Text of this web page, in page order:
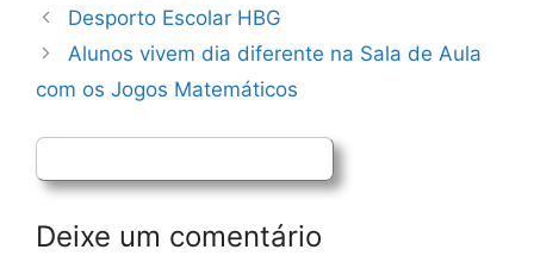
Navegação
de
Desporto Escolar HBG
Alunos vivem dia diferente na Sala de Aula
com os Jogos Matemáticos
Deixe um comentário